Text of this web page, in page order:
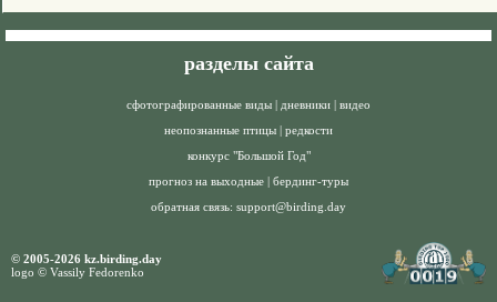
разделы сайта
сфотографированные виды | дневники | видео
неопознанные птицы | редкости
конкурс "Большой Год"
прогноз на выходные | бердинг-туры
обратная связь: support@birding.day
© 2005-2026 kz.birding.day
logo © Vassily Fedorenko